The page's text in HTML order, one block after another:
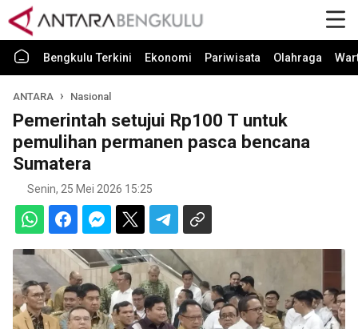
Bengkulu Terkini Ekonomi Pariwisata Olahraga
ANTARA Nasional
Pemerintah setujui Rp100 T untuk
pemulihan permanen pasca bencana
Sumatera
Senin, 25 Mei 2026 15:25